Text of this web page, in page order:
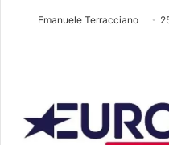
Emanuele Terracciano